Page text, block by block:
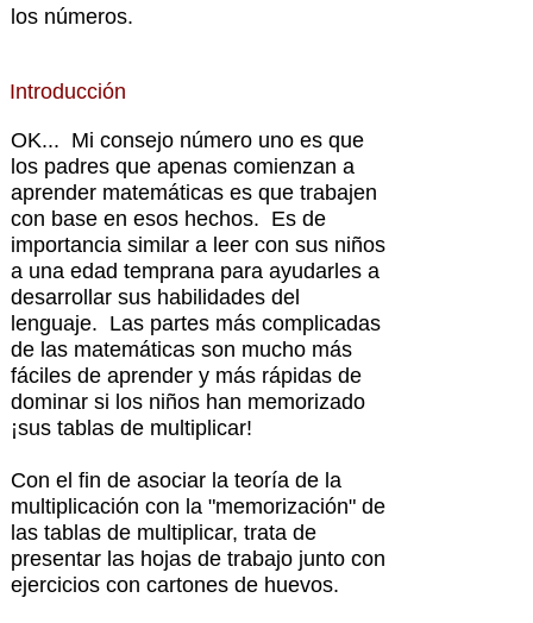
los números.
Introducción
OK... Mi consejo número uno es que
los padres que apenas comienzan a
aprender matemáticas es que trabajen
con base en esos hechos. Es de
importancia similar a leer con sus niños
a una edad temprana para ayudarles a
desarrollar sus habilidades del
lenguaje. Las partes más complicadas
de las matemáticas son mucho más
fáciles de aprender y más rápidas de
dominar si los niños han memorizado
¡sus tablas de multiplicar!
Con el fin de asociar la teoría de la
multiplicación con la "memorización" de
las tablas de multiplicar, trata de
presentar las hojas de trabajo junto con
ejercicios con cartones de huevos.